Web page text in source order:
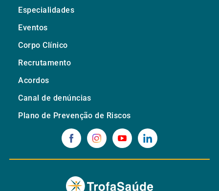
Especialidades
Eventos
Corpo Clínico
Recrutamento
Acordos
Canal de denúncias
Plano de Prevenção de Riscos